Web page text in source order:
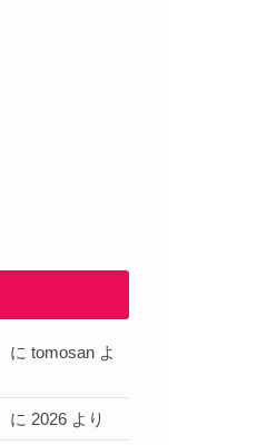
に tomosan よ
に 2026 より